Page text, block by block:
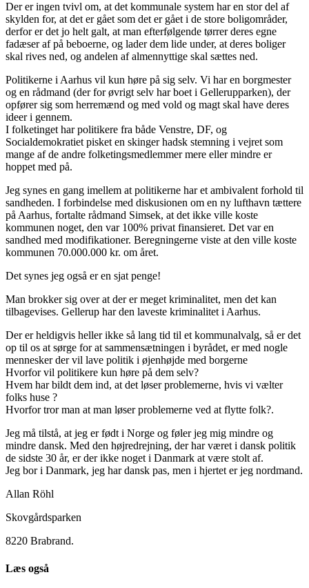
Der er ingen tvivl om, at det kommunale system har en stor del af
skylden for, at det er gået som det er gået i de store boligområder,
derfor er det jo helt galt, at man efterfølgende tørrer deres egne
fadæser af på beboerne, og lader dem lide under, at deres boliger
skal rives ned, og andelen af almennyttige skal sættes ned.
Politikerne i Aarhus vil kun høre på sig selv. Vi har en borgmester
og en rådmand (der for øvrigt selv har boet i Gellerupparken), der
opfører sig som herremænd og med vold og magt skal have deres
ideer i gennem.
I folketinget har politikere fra både Venstre, DF, og
Socialdemokratiet pisket en skinger hadsk stemning i vejret som
mange af de andre folketingsmedlemmer mere eller mindre er
hoppet med på.
Jeg synes en gang imellem at politikerne har et ambivalent forhold til
sandheden. I forbindelse med diskusionen om en ny lufthavn tættere
på Aarhus, fortalte rådmand Simsek, at det ikke ville koste
kommunen noget, den var 100% privat finansieret. Det var en
sandhed med modifikationer. Beregningerne viste at den ville koste
kommunen 70.000.000 kr. om året.
Det synes jeg også er en sjat penge!
Man brokker sig over at der er meget kriminalitet, men det kan
tilbagevises. Gellerup har den laveste kriminalitet i Aarhus.
Der er heldigvis heller ikke så lang tid til et kommunalvalg, så er det
op til os at sørge for at sammensætningen i byrådet, er med nogle
mennesker der vil lave politik i øjenhøjde med borgerne
Hvorfor vil politikere kun høre på dem selv?
Hvem har bildt dem ind, at det løser problemerne, hvis vi vælter
folks huse ?
Hvorfor tror man at man løser problemerne ved at flytte folk?.
Jeg må tilstå, at jeg er født i Norge og føler jeg mig mindre og
mindre dansk. Med den højredrejning, der har været i dansk politik
de sidste 30 år, er der ikke noget i Danmark at være stolt af.
Jeg bor i Danmark, jeg har dansk pas, men i hjertet er jeg nordmand.
Allan Röhl
Skovgårdsparken
8220 Brabrand.
Læs også